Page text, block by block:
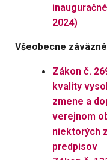
2024)
Všeobecne
Zákon č.
kvality
zmene a
verejnom
niektorých
predpisov